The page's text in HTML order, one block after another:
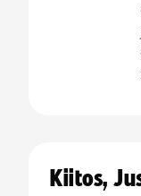
:
Kiitos,